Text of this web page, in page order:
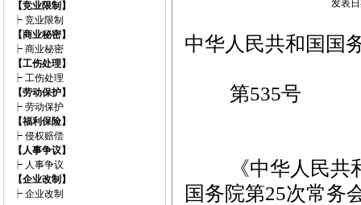
【竞业限制】
┝ 竞业限制
【商业秘密】
┝ 商业秘密
【工伤处理】
┝ 工伤处理
【劳动保护】
┝ 劳动保护
【福利保险】
┝ 侵权赔偿
【人事争议】
┝ 人事争议
【企业改制】
┝ 企业改制
发表
中华人民共和国国
第535号
《中华人民共和
国务院第25次常务